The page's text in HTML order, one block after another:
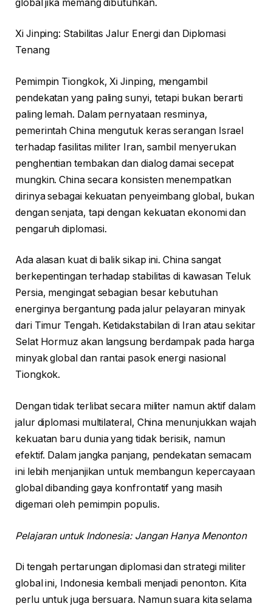
global jika memang dibutuhkan.
Xi Jinping: Stabilitas Jalur Energi dan Diplomasi
Tenang
Pemimpin Tiongkok, Xi Jinping, mengambil
pendekatan yang paling sunyi, tetapi bukan berarti
paling lemah. Dalam pernyataan resminya,
pemerintah China mengutuk keras serangan Israel
terhadap fasilitas militer Iran, sambil menyerukan
penghentian tembakan dan dialog damai secepat
mungkin. China secara konsisten menempatkan
dirinya sebagai kekuatan penyeimbang global, bukan
dengan senjata, tapi dengan kekuatan ekonomi dan
pengaruh diplomasi.
Ada alasan kuat di balik sikap ini. China sangat
berkepentingan terhadap stabilitas di kawasan Teluk
Persia, mengingat sebagian besar kebutuhan
energinya bergantung pada jalur pelayaran minyak
dari Timur Tengah. Ketidakstabilan di Iran atau sekitar
Selat Hormuz akan langsung berdampak pada harga
minyak global dan rantai pasok energi nasional
Tiongkok.
Dengan tidak terlibat secara militer namun aktif dalam
jalur diplomasi multilateral, China menunjukkan wajah
kekuatan baru dunia yang tidak berisik, namun
efektif. Dalam jangka panjang, pendekatan semacam
ini lebih menjanjikan untuk membangun kepercayaan
global dibanding gaya konfrontatif yang masih
digemari oleh pemimpin populis.
Pelajaran untuk Indonesia: Jangan Hanya Menonton
Di tengah pertarungan diplomasi dan strategi militer
global ini, Indonesia kembali menjadi penonton. Kita
perlu untuk juga bersuara. Namun suara kita selama